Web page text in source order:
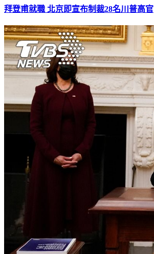
拜登甫就職 北京即宣布制裁28名川普高官